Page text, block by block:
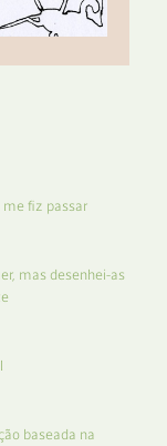
fiz passar
mas desenhei-as
baseada na